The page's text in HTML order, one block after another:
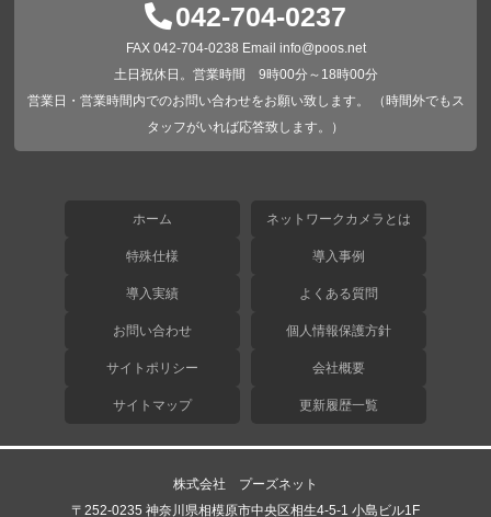
042-704-0237
FAX 042-704-0238 Email info@poos.net
土日祝休日。営業時間 9時00分～18時00分
営業日・営業時間内でのお問い合わせをお願い致します。 （時間外でもス
タッフがいれば応答致します。）
ホーム ネットワークカメラとは
特殊仕様 導入事例
導入実績 よくある質問
お問い合わせ 個人情報保護方針
サイトポリシー 会社概要
サイトマップ 更新履歴一覧
株式会社 プーズネット
〒252-0235 神奈川県相模原市中央区相生4-5-1 小島ビル1F